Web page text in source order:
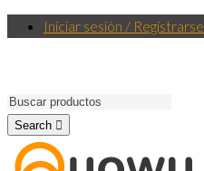
Iniciar sesión / Registrarse
Search